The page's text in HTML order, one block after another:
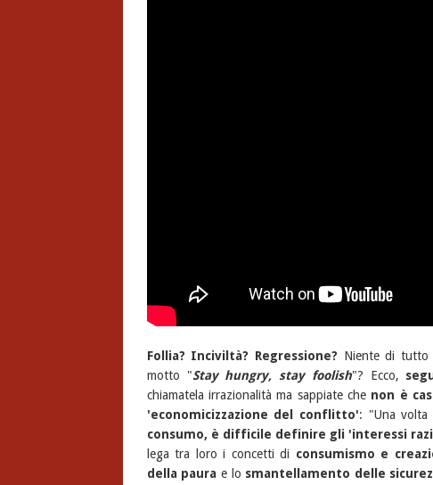
Follia? Inciviltà? Regressione? Niente di tutto
motto "Stay hungry, stay foolish"? Ecco,
chiamatela irrazionalità ma sappiate che non è
'economicizzazione del conflitto': "Una
consumo, è difficile definire gli 'interessi
lega tra loro i concetti di consumismo e
della paura e lo smantellamento delle